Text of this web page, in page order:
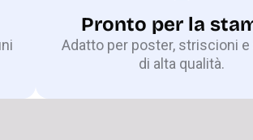
Pronto per la
Adatto per poster, striscioni
di alta qualità.